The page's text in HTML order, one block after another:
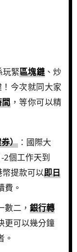
玩緊區塊鏈、炒
今次就同大家
間，等你可以精
） ：國際大
2個工作天到
幣提款可以即日
費。
二， 銀行轉
更可以幾分鐘
。